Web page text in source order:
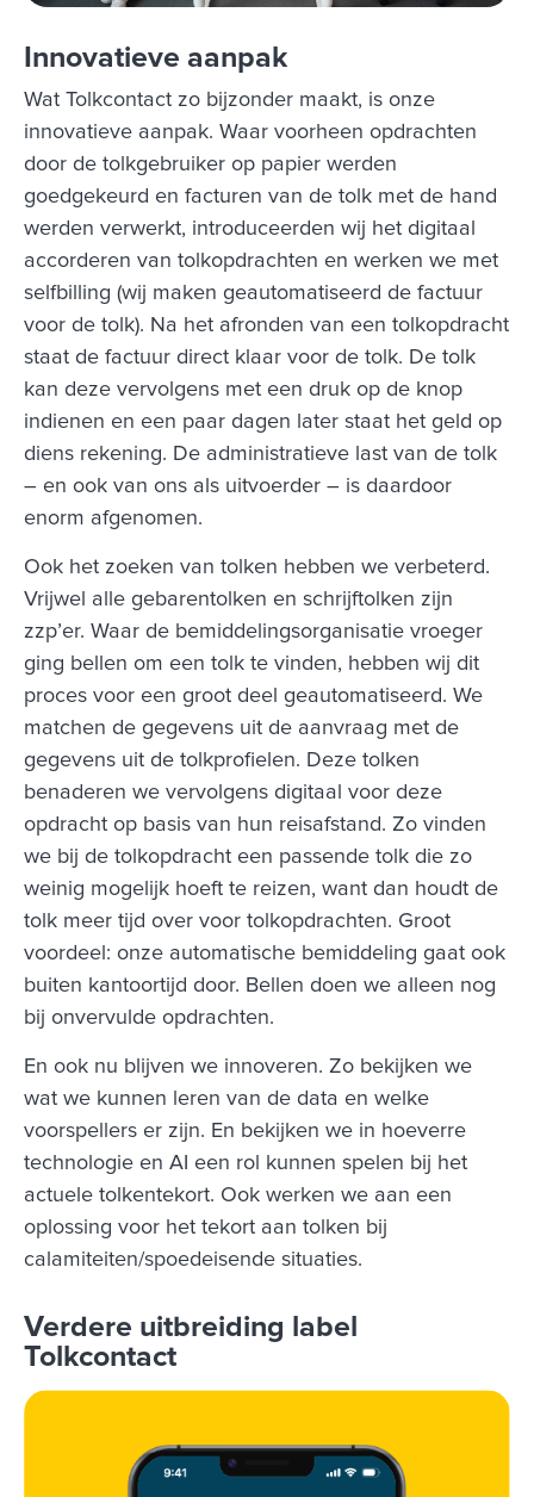
Innovatieve aanpak
Wat Tolkcontact zo bijzonder maakt, is onze
innovatieve aanpak. Waar voorheen opdrachten
door de tolkgebruiker op papier werden
goedgekeurd en facturen van de tolk met de hand
werden verwerkt, introduceerden wij het digitaal
accorderen van tolkopdrachten en werken we met
selfbilling (wij maken geautomatiseerd de factuur
voor de tolk). Na het afronden van een tolkopdracht
staat de factuur direct klaar voor de tolk. De tolk
kan deze vervolgens met een druk op de knop
indienen en een paar dagen later staat het geld op
diens rekening. De administratieve last van de tolk
– en ook van ons als uitvoerder – is daardoor
enorm afgenomen.
Ook het zoeken van tolken hebben we verbeterd.
Vrijwel alle gebarentolken en schrijftolken zijn
zzp’er. Waar de bemiddelingsorganisatie vroeger
ging bellen om een tolk te vinden, hebben wij dit
proces voor een groot deel geautomatiseerd. We
matchen de gegevens uit de aanvraag met de
gegevens uit de tolkprofielen. Deze tolken
benaderen we vervolgens digitaal voor deze
opdracht op basis van hun reisafstand. Zo vinden
we bij de tolkopdracht een passende tolk die zo
weinig mogelijk hoeft te reizen, want dan houdt de
tolk meer tijd over voor tolkopdrachten. Groot
voordeel: onze automatische bemiddeling gaat ook
buiten kantoortijd door. Bellen doen we alleen nog
bij onvervulde opdrachten.
En ook nu blijven we innoveren. Zo bekijken we
wat we kunnen leren van de data en welke
voorspellers er zijn. En bekijken we in hoeverre
technologie en AI een rol kunnen spelen bij het
actuele tolkentekort. Ook werken we aan een
oplossing voor het tekort aan tolken bij
calamiteiten/spoedeisende situaties.
Verdere uitbreiding label
Tolkcontact